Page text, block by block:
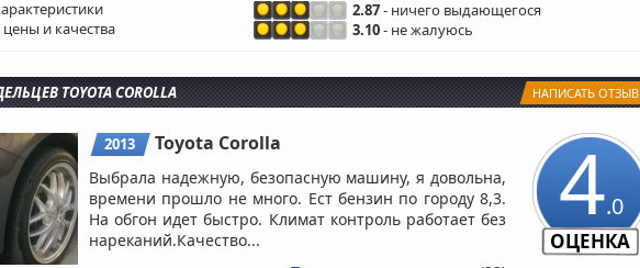
2.87- ничего выдающегося
и качества
3.10- не жалуюсь
TOYOTA COROLLA НАПИСАТЬ ОТЗЫВ
4.0
ОЦЕНКА
2013 Toyota Corolla
Выбрала надежную, безопасную машину, я довольна,
времени прошло не много. Ест бензин по городу 8,3.
На обгон идет быстро. Климат контроль работает без
нареканий.Качество...